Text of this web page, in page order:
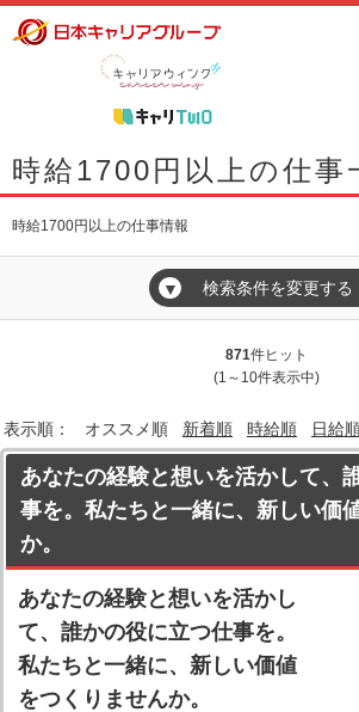
時給1700円以上の仕事
時給1700円以上の仕事情報
▼ 検索条件を変更する
871件ヒット
(1～10件表示中)
表示順： オススメ順 新着順 時給順 日給
あなたの経験と想いを活かして、
事を。私たちと一緒に、新しい価
か。
あなたの経験と想いを活かし
て、誰かの役に立つ仕事を。
私たちと一緒に、新しい価値
をつくりませんか。